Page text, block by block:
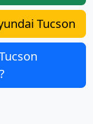
Tucson